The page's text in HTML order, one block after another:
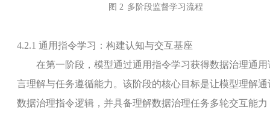
图 2 多阶段监督学习流程
4.2.1 通用指令学习 ：构建认知与交互基座
在第一阶段，模型通过通用指令学习获得数据治理通用
言理解与任务遵循能力。该阶段的核心目标是让模型理解通
数据治理指令逻辑，并具备理解数据治理任务多轮交互能力